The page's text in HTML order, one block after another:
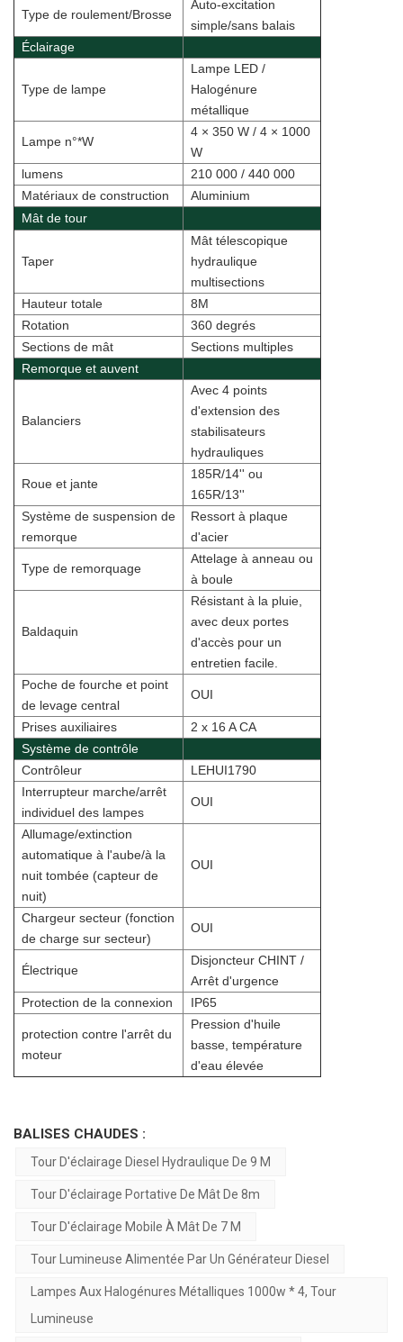
Type de roulement/Brosse
Auto-excitation
simple/sans balais
Éclairage
Type de lampe
Lampe LED /
Halogénure
métallique
Lampe n°*W
4 × 350 W / 4 × 1000
W
lumens
210 000 / 440 000
Matériaux de construction
Aluminium
Mât de tour
Taper
Mât télescopique
hydraulique
multisections
Hauteur totale
8M
Rotation
360 degrés
Sections de mât
Sections multiples
Remorque et auvent
Balanciers
Avec 4 points
d'extension des
stabilisateurs
hydrauliques
Roue et jante
185R/14'' ou
165R/13''
Système de suspension de
remorque
Ressort à plaque
d'acier
Type de remorquage
Attelage à anneau ou
à boule
Baldaquin
Résistant à la pluie,
avec deux portes
d'accès pour un
entretien facile.
Poche de fourche et point
de levage central
OUI
Prises auxiliaires
2 x 16 A CA
Système de contrôle
Contrôleur
LEHUI1790
Interrupteur marche/arrêt
individuel des lampes
OUI
Allumage/extinction
automatique à l'aube/à la
nuit tombée (capteur de
nuit)
OUI
Chargeur secteur (fonction
de charge sur secteur)
OUI
Électrique
Disjoncteur CHINT /
Arrêt d'urgence
Protection de la connexion
IP65
protection contre l'arrêt du
moteur
Pression d'huile
basse, température
d'eau élevée
BALISES CHAUDES :
Tour D'éclairage Diesel Hydraulique De 9 M
Tour D'éclairage Portative De Mât De 8m
Tour D'éclairage Mobile À Mât De 7 M
Tour Lumineuse Alimentée Par Un Générateur Diesel
Lampes Aux Halogénures Métalliques 1000w * 4, Tour
Lumineuse